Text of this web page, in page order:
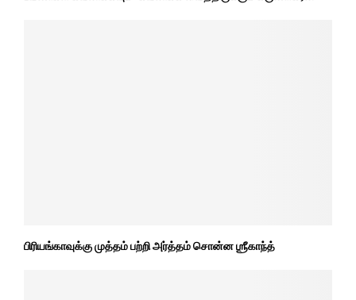
பிரியங்காவுக்கு முத்தம் பற்றி அர்த்தம் சொன்ன ஶ்ரீகாந்த்